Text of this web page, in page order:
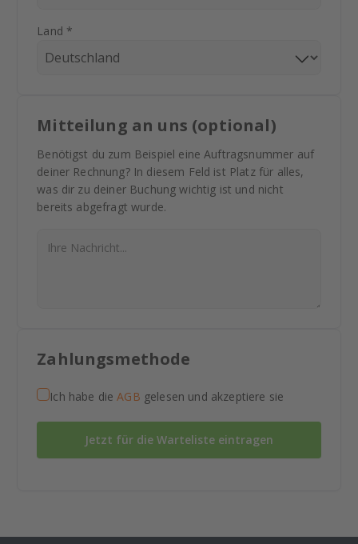
Land *
Mitteilung an uns (optional)
Benötigst du zum Beispiel eine Auftragsnummer auf
deiner Rechnung? In diesem Feld ist Platz für alles,
was dir zu deiner Buchung wichtig ist und nicht
bereits abgefragt wurde.
Zahlungsmethode
Ich habe dieAGB gelesen und akzeptiere sie
Jetzt für die Warteliste eintragen